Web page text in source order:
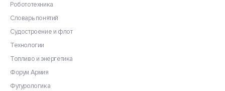
Робототехника
Словарь понятий
Судостроение и флот
Технологии
Топливо и энергетика
Форум Армия
Футурологика